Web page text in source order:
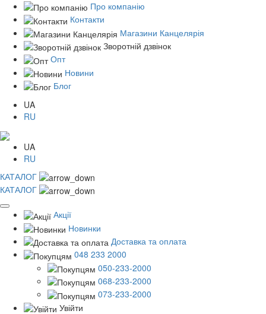
Про компанію
Контакти
Магазини Канцелярія
Зворотній дзвінок
Опт
Новини
Блог
UA
RU
UA
RU
КАТАЛОГ
КАТАЛОГ
Акції
Новинки
Доставка та оплата
048 233 2000
050-233-2000
068-233-2000
073-233-2000
Увійти